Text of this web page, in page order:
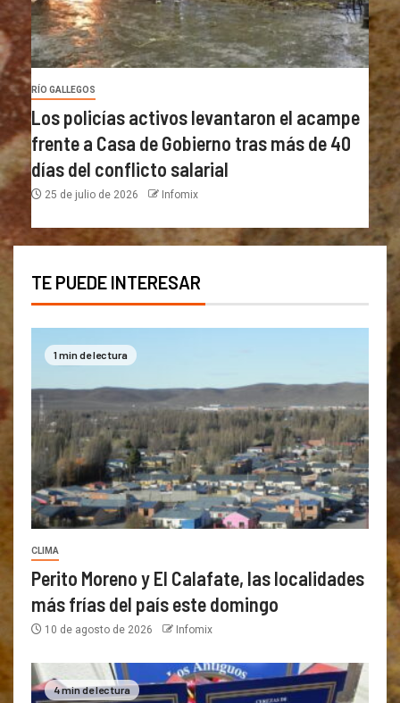
RÍO GALLEGOS
Los policías activos levantaron el acampe
frente a Casa de Gobierno tras más de 40
días del conflicto salarial
25 de julio de 2026 Infomix
TE PUEDE INTERESAR
1 min de lectura
CLIMA
Perito Moreno y El Calafate, las localidades
más frías del país este domingo
10 de agosto de 2026 Infomix
4 min de lectura